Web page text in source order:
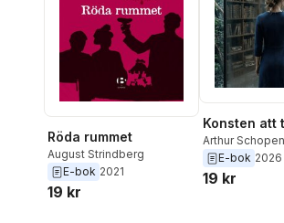
Röda rummet
August Strindberg
E-bok 2021
19 kr
Konsten att
Arthur
E-bok 2026
19 kr